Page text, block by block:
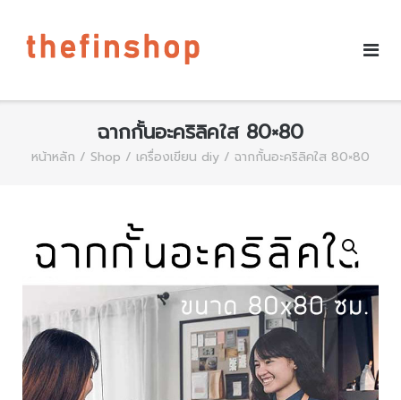
ฉากกั้นอะคริลิคใส 80×80
หน้าหลัก / Shop / เครื่องเขียน diy / ฉากกั้นอะคริลิคใส 80×80